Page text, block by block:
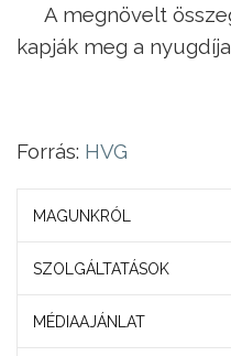
A megnövelt
kapják meg a
Forrás: HVG
MAGUNKRÓL
SZOLGÁLTATÁSOK
MÉDIAAJÁNLAT